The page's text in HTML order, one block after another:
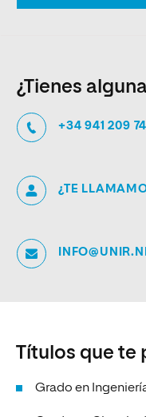
¿Tienes
+34 941 209
¿TE
Títulos que te
Grado en